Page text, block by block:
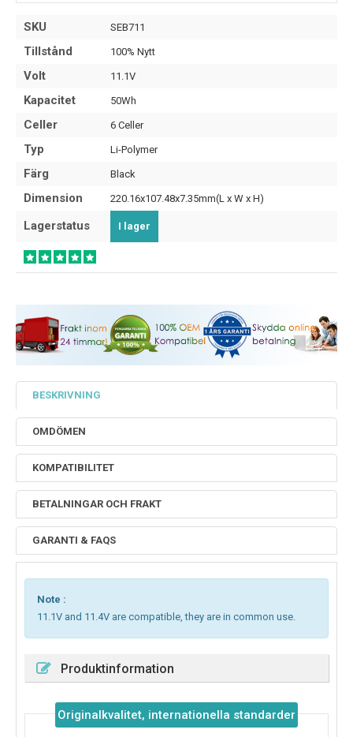
SKU SEB711
Tillstånd 100% Nytt
Volt 11.1V
Kapacitet 50Wh
Celler 6 Celler
Typ Li-Polymer
Färg Black
Dimension 220.16x107.48x7.35mm(L x W x H)
Lagerstatus I lager
BESKRIVNING
OMDÖMEN
KOMPATIBILITET
BETALNINGAR OCH FRAKT
GARANTI & FAQS
Note :
11.1V and 11.4V are compatible, they are in common use.
Produktinformation
Originalkvalitet, internationella standarder